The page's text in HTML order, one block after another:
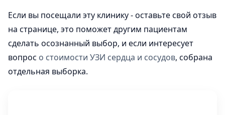
Если вы посещали эту клинику - оставьте свой отзыв
на странице, это поможет другим пациентам
сделать осознанный выбор, и если интересует
вопрос о стоимости УЗИ сердца и сосудов, собрана
отдельная выборка.